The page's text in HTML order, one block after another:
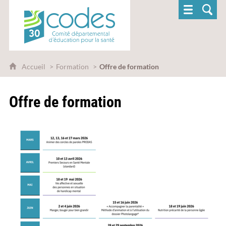
CoDES 30 - Comité départemental
Accueil Formation Offre de formation
Offre de formation